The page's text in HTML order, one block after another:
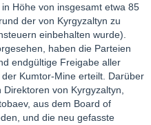
Höhe von insgesamt etwa 85
der von Kyrgyzaltyn zu
einbehalten wurde).
haben die Parteien
endgültige Freigabe aller
Kumtor-Mine erteilt. Darüber
von Kyrgyzaltyn,
aus dem Board of
und die neu gefasste